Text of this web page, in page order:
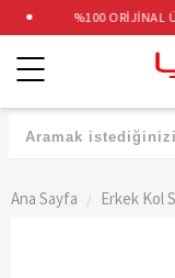
%100 ORİJİNAL
Kategoriler
Ana Sayfa Erkek Kol